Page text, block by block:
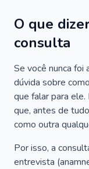
O que
consulta
Se você nunca foi
dúvida sobre
que falar para ele.
que, antes de
como outra
Por isso, a
entrevista